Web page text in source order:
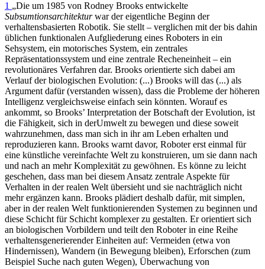
1 „Die um 1985 von Rodney Brooks entwickelte
Subsumtionsarchitekturwar der eigentliche Beginn der
verhaltensbasierten Robotik. Sie stellt – verglichen mit der bis dahin
üblichen funktionalen Aufgliederung eines Roboters in ein
Sehsystem, ein motorisches System, ein zentrales
Repräsentationssystem und eine zentrale Recheneinheit – ein
revolutionäres Verfahren dar. Brooks orientierte sich dabei am
Verlauf der biologischen Evolution: (...) Brooks will das (...) als
Argument dafür (verstanden wissen), dass die Probleme der höheren
Intelligenz vergleichsweise einfach sein könnten. Worauf es
ankommt, so Brooks’ Interpretation der Botschaft der Evolution, ist
die Fähigkeit, sich in derUmwelt zu bewegen und diese soweit
wahrzunehmen, dass man sich in ihr am Leben erhalten und
reproduzieren kann. Brooks warnt davor, Roboter erst einmal für
eine künstliche vereinfachte Welt zu konstruieren, um sie dann nach
und nach an mehr Komplexität zu gewöhnen. Es könne zu leicht
geschehen, dass man bei diesem Ansatz zentrale Aspekte für
Verhalten in der realen Welt übersieht und sie nachträglich nicht
mehr ergänzen kann. Brooks plädiert deshalb dafür, mit simplen,
aber in der realen Welt funktionierenden Systemen zu beginnen und
diese Schicht für Schicht komplexer zu gestalten. Er orientiert sich
an biologischen Vorbildern und teilt den Roboter in eine Reihe
verhaltensgenerierender Einheiten auf: Vermeiden (etwa von
Hindernissen), Wandern (in Bewegung bleiben), Erforschen (zum
Beispiel Suche nach guten Wegen), Überwachung von